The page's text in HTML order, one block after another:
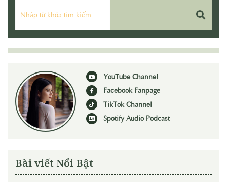
YouTube Channel
Facebook Fanpage
TikTok Channel
Spotify Audio Podcast
Bài viết Nổi Bật